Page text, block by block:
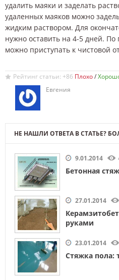
удалить маяки и заделать
удаленных маяков можно
жидким раствором. Для
нужно оставить на 4-5 дней.
можно приступать к чистовой
Рейтинг статьи: +86
/
Евгения
НЕ НАШЛИ ОТВЕТА В СТАТЬЕ?
9.01.2014
Бетонная
27.01.2014
руками
23.01.2014
Стяжка пола: